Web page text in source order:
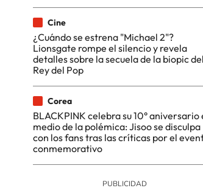
Cine
¿Cuándo se estrena "Michael 2"?
Lionsgate rompe el silencio y revela
detalles sobre la secuela de la biopic del
Rey del Pop
Corea
BLACKPINK celebra su 10° aniversario
medio de la polémica: Jisoo se disculpa
con los fans tras las críticas por el
conmemorativo